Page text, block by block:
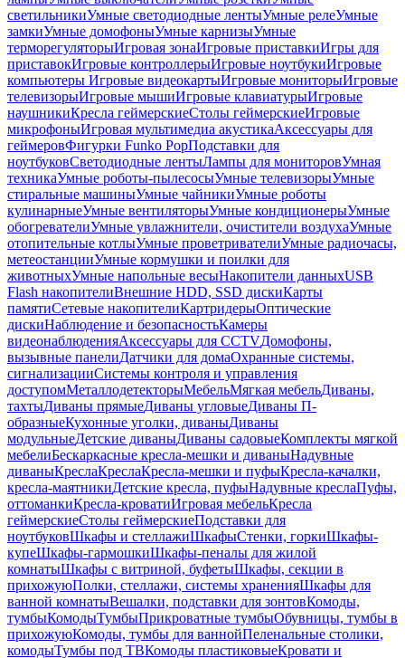
светильникиУмные светодиодные лентыУмные релеУмные
замкиУмные домофоныУмные карнизыУмные
терморегуляторыИгровая зонаИгровые приставкиИгры для
приставокИгровые контроллерыИгровые ноутбукиИгровые
компьютеры Игровые видеокартыИгровые мониторыИгровые
телевизорыИгровые мышиИгровые клавиатурыИгровые
наушникиКресла геймерскиеСтолы геймерскиеИгровые
микрофоныИгровая мультимедиа акустикаАксессуары для
геймеровФигурки Funko PopПодставки для
ноутбуковСветодиодные лентыЛампы для мониторовУмная
техникаУмные роботы-пылесосыУмные телевизорыУмные
стиральные машиныУмные чайникиУмные роботы
кулинарныеУмные вентиляторыУмные кондиционерыУмные
обогревателиУмные увлажнители, очистители воздухаУмные
отопительные котлыУмные проветривателиУмные радиочасы,
метеостанцииУмные кормушки и поилки для
животныхУмные напольные весыНакопители данныхUSB
Flash накопителиВнешние HDD, SSD дискиКарты
памятиСетевые накопителиКартридерыОптические
дискиНаблюдение и безопасностьКамеры
видеонаблюденияАксессуары для CCTVДомофоны,
вызывные панелиДатчики для домаОхранные системы,
сигнализацииСистемы контроля и управления
доступомМеталлодетекторыМебельМягкая мебельДиваны,
тахтыДиваны прямыеДиваны угловыеДиваны П-
образныеКухонные уголки, диваныДиваны
модульныеДетские диваныДиваны садовыеКомплекты мягкой
мебелиБескаркасные кресла-мешки и диваныНадувные
диваныКреслаКреслаКресла-мешки и пуфыКресла-качалки,
кресла-маятникиДетские кресла, пуфыНадувные креслаПуфы,
оттоманкиКресла-кроватиИгровая мебельКресла
геймерскиеСтолы геймерскиеПодставки для
ноутбуковШкафы и стеллажиШкафыСтенки, горкиШкафы-
купеШкафы-гармошкиШкафы-пеналы для жилой
комнатыШкафы с витриной, буфетыШкафы, секции в
прихожуюПолки, стеллажи, системы храненияШкафы для
ванной комнатыВешалки, подставки для зонтовКомоды,
тумбыКомодыТумбыПрикроватные тумбыОбувницы, тумбы в
прихожуюКомоды, тумбы для ваннойПеленальные столики,
комодыТумбы под ТВКомоды пластиковыеКровати и